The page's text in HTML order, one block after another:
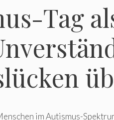
Tag
im Autismus-